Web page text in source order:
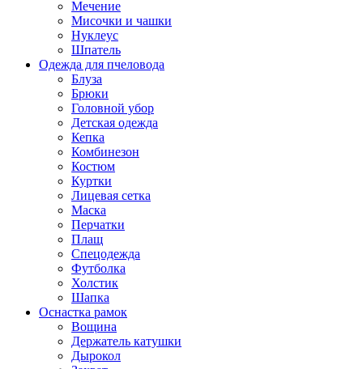
Мечение
Мисочки и чашки
Нуклеус
Шпатель
Одежда для пчеловода
Блуза
Брюки
Головной убор
Детская одежда
Кепка
Комбинезон
Костюм
Куртки
Лицевая сетка
Маска
Перчатки
Плащ
Спецодежда
Футболка
Холстик
Шапка
Оснастка рамок
Вощина
Держатель катушки
Дырокол